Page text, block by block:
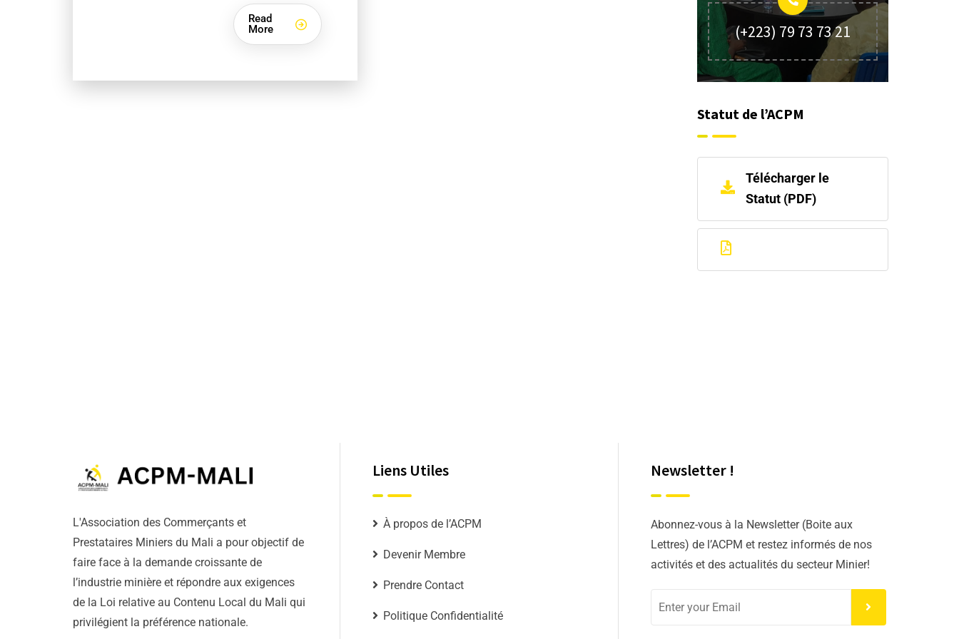
Read
More
(+223) 79 73 73 21
Statut de l’ACPM
Télécharger le
Statut (PDF)
L'Association des Commerçants et
Prestataires Miniers du Mali a pour objectif de
faire face à la demande croissante de
l’industrie minière et répondre aux exigences
de la Loi relative au Contenu Local du Mali qui
privilégient la préférence nationale.
Liens Utiles
À propos de l’ACPM
Devenir Membre
Prendre Contact
Politique Confidentialité
Newsletter !
Abonnez-vous à la Newsletter (Boite aux
Lettres) de l’ACPM et restez informés de nos
activités et des actualités du secteur Minier!